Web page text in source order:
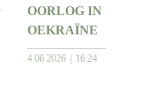
OORLOG IN
OEKRAÏNE
4 06 2026 16:24